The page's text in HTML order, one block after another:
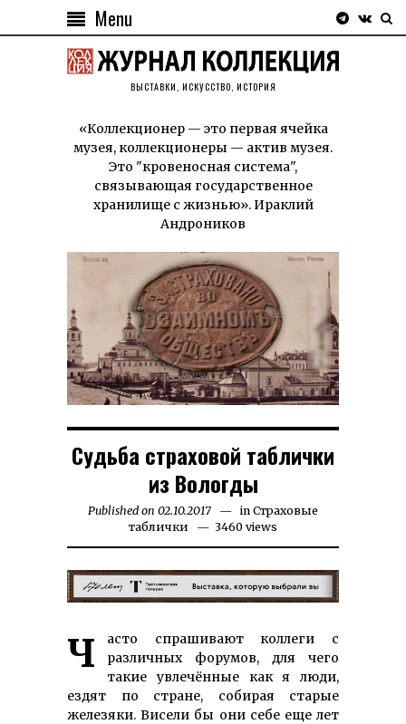
Menu
ВЫСТАВКИ, ИСКУССТВО, ИСТОРИЯ
«Коллекционер — это первая ячейка
музея, коллекционеры — актив музея.
Это "кровеносная система",
связывающая государственное
хранилище с жизнью». Ираклий
Андроников
Судьба страховой таблички
из Вологды
Published on 02.10.2017 16.11.2023
in Страховые
таблички
3460 views
Часто спрашивают коллеги с
различных форумов, для чего
такие увлечённые как я люди,
ездят по стране, собирая старые
железяки. Висели бы они себе еще лет